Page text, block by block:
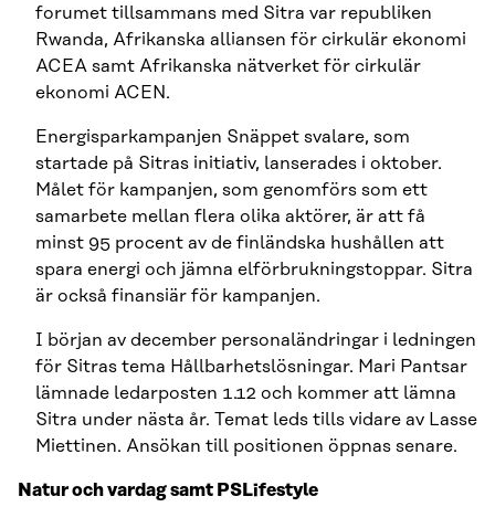
forumet tillsammans med Sitra var republiken
Rwanda, Afrikanska alliansen för cirkulär ekonomi
ACEA samt Afrikanska nätverket för cirkulär
ekonomi ACEN.
Energisparkampanjen Snäppet svalare, som
startade på Sitras initiativ, lanserades i oktober.
Målet för kampanjen, som genomförs som ett
samarbete mellan flera olika aktörer, är att få
minst 95 procent av de finländska hushållen att
spara energi och jämna elförbrukningstoppar. Sitra
är också finansiär för kampanjen.
I början av december personaländringar i ledningen
för Sitras tema Hållbarhetslösningar. Mari Pantsar
lämnade ledarposten 1.12 och kommer att lämna
Sitra under nästa år. Temat leds tills vidare av Lasse
Miettinen. Ansökan till positionen öppnas senare.
Natur och vardag samt PSLifestyle